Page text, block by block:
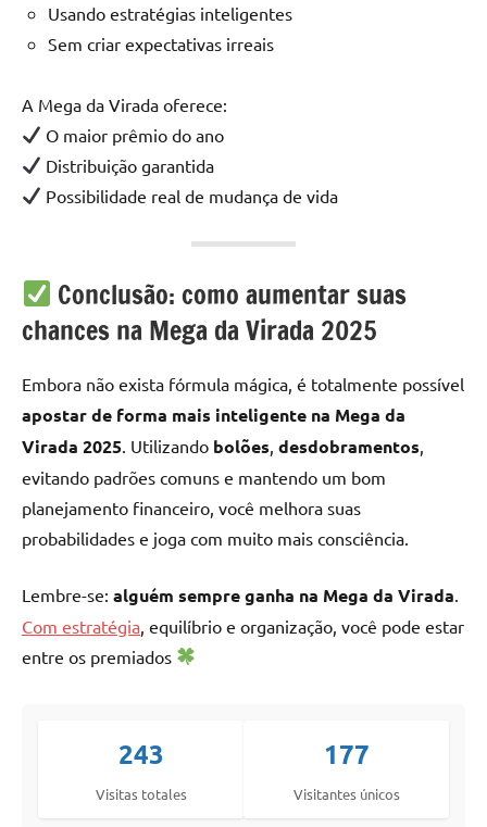
Usando estratégias inteligentes
Sem criar expectativas irreais
A Mega da Virada oferece:
O maior prêmio do ano
Distribuição garantida
Possibilidade real de mudança de vida
Conclusão: como aumentar suas
chances na Mega da Virada 2025
Embora não exista fórmula mágica, é totalmente possível
apostar de forma mais inteligente na Mega da
Virada 2025 . Utilizando bolões desdobramentos
evitando padrões comuns e mantendo um bom
planejamento financeiro, você melhora suas
probabilidades e joga com muito mais consciência.
Lembre-se: alguém sempre ganha na Mega da Virada
Com estratégia , equilíbrio e organização, você pode estar
entre os premiados
243
Visitas totales
177
Visitantes únicos